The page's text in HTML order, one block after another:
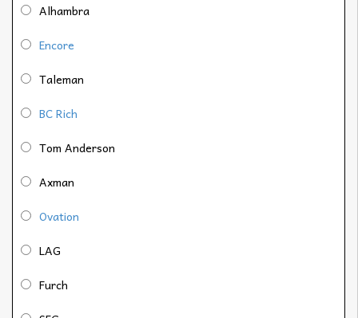
Alhambra
Encore
Taleman
BC Rich
Tom Anderson
Axman
Ovation
LAG
Furch